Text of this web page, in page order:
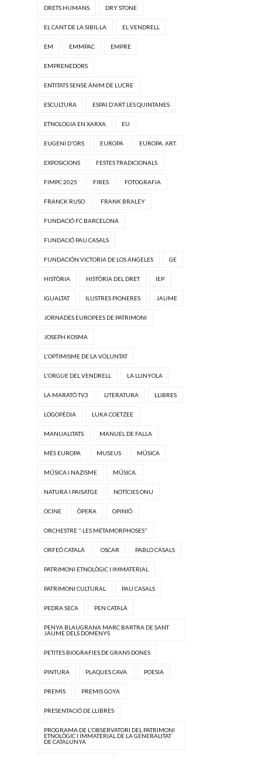
DRETS HUMANS DRY STONE
EL CANT DE LA SIBIL·LA EL VENDRELL
EM EMMPAC EMPRE
EMPRENEDORS
ENTITATS SENSE ÀNIM DE LUCRE
ESCULTURA ESPAI D'ART LES QUINTANES
ETNOLOGIA EN XARXA EU
EUGENI D'ORS EUROPA EUROPA. ART.
EXPOSICIONS FESTES TRADICIONALS
FIMPC 2025 FIRES FOTOGRAFIA
FRANCK RUSO FRANK BRALEY
FUNDACIÓ FC BARCELONA
FUNDACIÓ PAU CASALS
FUNDACIÓN VICTORIA DE LOS ÁNGELES GE
HISTÒRIA HISTÒRIA DEL DRET IEP
IGUALTAT ILUSTRES PIONERES JAUME
JORNADES EUROPEES DE PATRIMONI
JOSEPH KOSMA
L'OPTIMISME DE LA VOLUNTAT
L'ORGUE DEL VENDRELL LA LLINYOLA
LA MARATÓ TV3 LITERATURA LLIBRES
LOGOPÈDIA LUKA COETZEE
MANUALITATS MANUEL DE FALLA
MÉS EUROPA MUSEUS MÚSICA
MÚSICA I NAZISME MÚSICA.
NATURA I PAISATGE NOTÍCIES ONU
OCINE ÒPERA OPINIÓ
ORCHESTRE "·LES MÉTAMORPHOSES"
ORFEÓ CATALÀ OSCAR PABLO CASALS
PATRIMONI ETNOLÒGIC I IMMATERIAL
PATRIMONI CULTURAL PAU CASALS
PEDRA SECA PEN CATALÀ
PENYA BLAUGRANA MARC BARTRA DE SANT
JAUME DELS DOMENYS
PETITES BIOGRAFIES DE GRANS DONES
PINTURA PLAQUES CAVA. POESIA
PREMIS PREMIS GOYA
PRESENTACIÓ DE LLIBRES
PROGRAMA DE L'OBSERVATORI DEL PATRIMONI
ETNOLÒGIC I IMMATERIAL DE LA GENERALITAT
DE CATALUNYA